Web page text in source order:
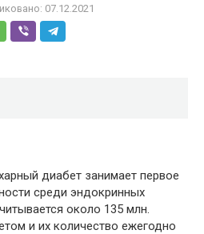
07.12.2021
диабет занимает первое
среди эндокринных
около 135 млн.
и их количество ежегодно